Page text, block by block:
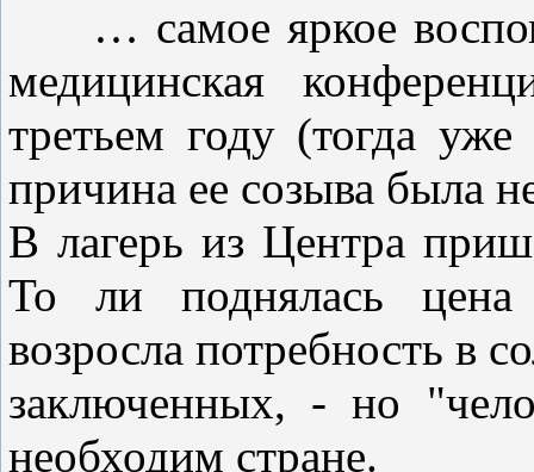
… самое яркое
медицинская
третьем году (тогда
причина ее созыва была
В лагерь из Центра
То ли поднялась
возросла потребность в
заключенных, - но
необходим стране.